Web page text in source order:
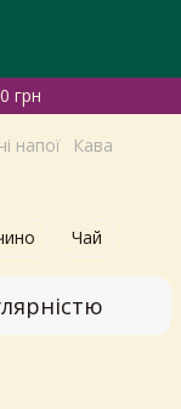
грн
напої Кава
Чай